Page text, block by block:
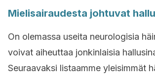
Mielisairaudesta johtuvat
On olemassa useita neurologisia
voivat aiheuttaa jonkinlaisia
Seuraavaksi listaamme yleisimmät